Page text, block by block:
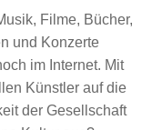
Filme, Bücher,
und Konzerte
im Internet. Mit
Künstler auf die
der Gesellschaft